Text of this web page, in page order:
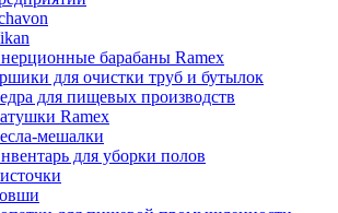
барабаны Ramex
для очистки труб и бутылок
для пищевых производств
Ramex
мешалки
для уборки полов